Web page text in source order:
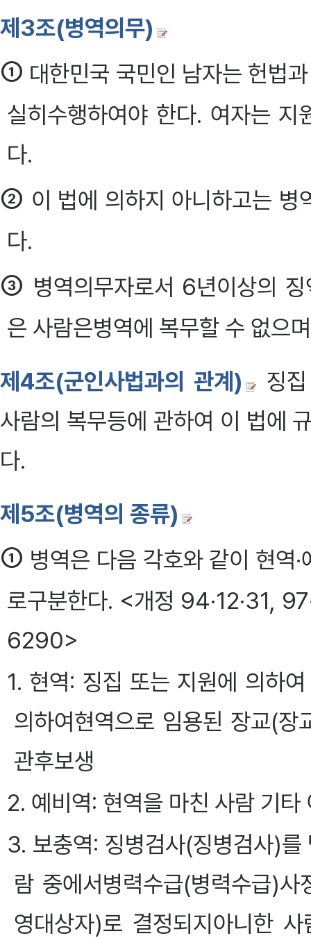
제3조(병역의무)
① 대한민국 국민인 남자는 헌법
실히수행하여야 한다. 여자는
다.
② 이 법에 의하지 아니하고는
다.
③ 병역의무자로서 6년이상의
은 사람은병역에 복무할 수 없으
제4조(군인사법과의 관계)
징
사람의 복무등에 관하여 이 법에
다.
제5조(병역의 종류)
① 병역은 다음 각호와 같이 현역
로구분한다. <개정 94·12·31,
6290>
1. 현역: 징집 또는 지원에 의하
의하여현역으로 임용된 장교(장
관후보생
2. 예비역: 현역을 마친 사람 기
3. 보충역: 징병검사(징병검사)
람 중에서병력수급(병력수급)
영대상자)로 결정되지아니한 사